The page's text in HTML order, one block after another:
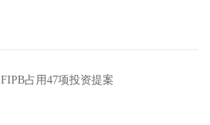
FIPB占用47项投资提案